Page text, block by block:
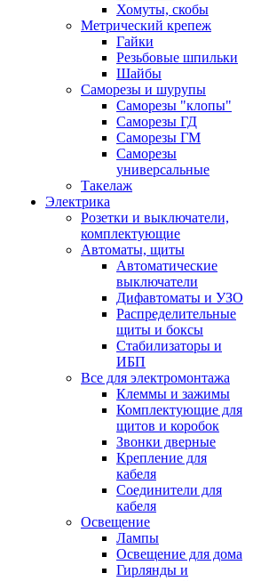
Хомуты, скобы
Метрический крепеж
Гайки
Резьбовые шпильки
Шайбы
Саморезы и шурупы
Саморезы "клопы"
Саморезы ГД
Саморезы ГМ
Саморезы
универсальные
Такелаж
Электрика
Розетки и выключатели,
комплектующие
Автоматы, щиты
Автоматические
выключатели
Дифавтоматы и УЗО
Распределительные
щиты и боксы
Стабилизаторы и
ИБП
Все для электромонтажа
Клеммы и зажимы
Комплектующие для
щитов и коробок
Звонки дверные
Крепление для
кабеля
Соединители для
кабеля
Освещение
Лампы
Освещение для дома
Гирлянды и